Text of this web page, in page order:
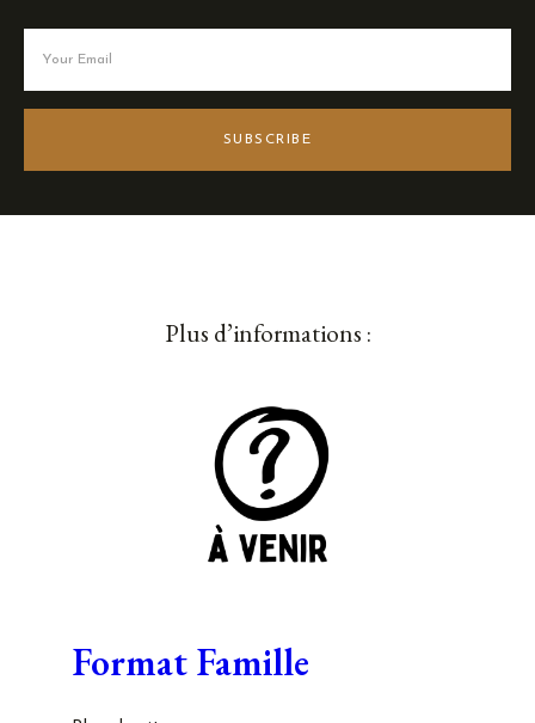
SUBSCRIBE
Plus d’informations :
Format Famille